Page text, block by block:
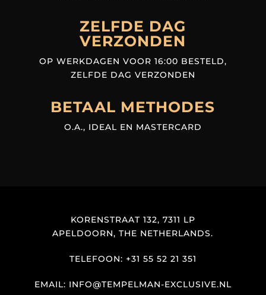
ZELFDE DAG
VERZONDEN
OP WERKDAGEN VOOR 16:00 BESTELD,
ZELFDE DAG VERZONDEN
BETAAL METHODES
O.A., IDEAL EN MASTERCARD
KORENSTRAAT 132, 7311 LP
APELDOORN, THE NETHERLANDS.
TELEFOON: +31 55 52 21 351
EMAIL: INFO@TEMPELMAN-EXCLUSIVE.NL